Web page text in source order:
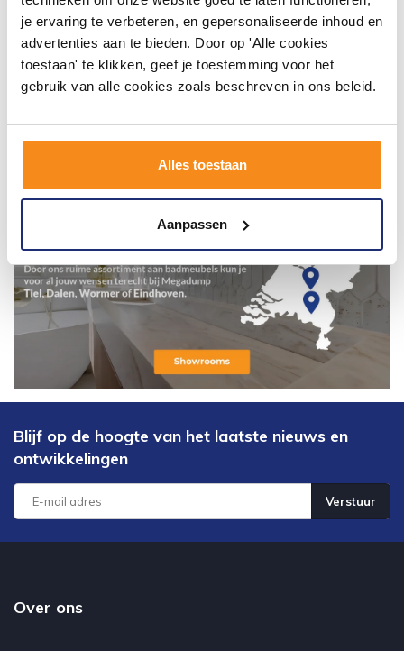
je ervaring te verbeteren, en gepersonaliseerde inhoud en
advertenties aan te bieden. Door op 'Alle cookies
toestaan' te klikken, geef je toestemming voor het
gebruik van alle cookies zoals beschreven in ons beleid.
Alles toestaan
Aanpassen
Blijf op de hoogte van het laatste nieuws en
ontwikkelingen
Verstuur
Over ons